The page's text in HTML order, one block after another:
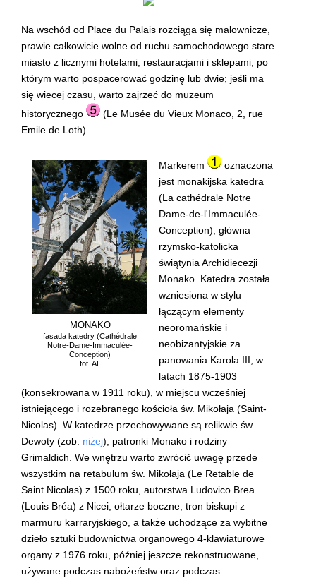
Na wschód od Place du Palais rozciąga się malownicze,
prawie całkowicie wolne od ruchu samochodowego stare
miasto z licznymi hotelami, restauracjami i sklepami, po
którym warto pospacerować godzinę lub dwie; jeśli ma
się wiecej czasu, warto zajrzeć do muzeum
historycznego
(Le Musée du Vieux Monaco, 2, rue
Emile de Loth).
MONAKO
fasada katedry (Cathédrale
Notre-Dame-Immaculée-
Conception)
fot. AL
Markerem
oznaczona
jest monakijska katedra
(La cathédrale Notre
Dame-de-l'Immaculée-
Conception), główna
rzymsko-katolicka
świątynia Archidiecezji
Monako. Katedra została
wzniesiona w stylu
łączącym elementy
neoromańskie i
neobizantyjskie za
panowania Karola III, w
latach 1875-1903
(konsekrowana w 1911 roku), w miejscu wcześniej
istniejącego i rozebranego kościoła św. Mikołaja (Saint-
Nicolas). W katedrze przechowywane są relikwie św.
Dewoty (zob. niżej), patronki Monako i rodziny
Grimaldich. We wnętrzu warto zwrócić uwagę przede
wszystkim na retabulum św. Mikołaja (Le Retable de
Saint Nicolas) z 1500 roku, autorstwa Ludovico Brea
(Louis Bréa) z Nicei, ołtarze boczne, tron biskupi z
marmuru karraryjskiego, a także uchodzące za wybitne
dzieło sztuki budownictwa organowego 4-klawiaturowe
organy z 1976 roku, później jeszcze rekonstruowane,
używane podczas nabożeństw oraz podczas